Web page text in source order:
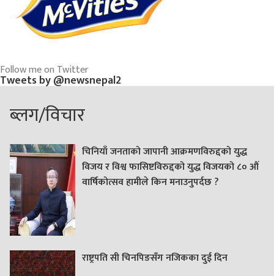
Follow me on Twitter
Tweets by @newsnepal2
ब्लग/विचार
चिनियाँ जनताको जापानी आक्रमणविरुद्दको युद्ध
विजय र विश्व फासिष्टविरुद्दको युद्ध विजयको ८० औं
वार्षिकोत्सव हामीले किन मनाउनुपर्दछ ?
राष्ट्रपति सी चिनपिङसँग नजिकका दुई दिन